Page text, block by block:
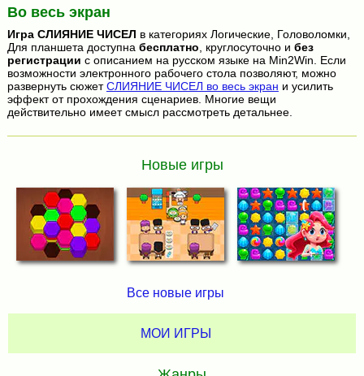
Во весь экран
Игра СЛИЯНИЕ ЧИСЕЛ в категориях Логические, Головоломки,
Для планшета доступна бесплатно, круглосуточно и без
регистрации с описанием на русском языке на Min2Win. Если
возможности электронного рабочего стола позволяют, можно
развернуть сюжетСЛИЯНИЕ ЧИСЕЛ во весь экран и усилить
эффект от прохождения сценариев. Многие вещи
действительно имеет смысл рассмотреть детальнее.
Новые игры
Все новые игры
МОИ ИГРЫ